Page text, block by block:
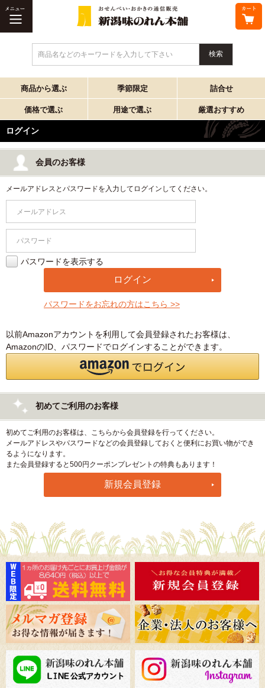
商品名などのキーワードを入力して下さい
商品から選ぶ 季節限定 詰合せ
価格で選ぶ 用途で選ぶ 厳選おすすめ
ログイン
会員のお客様
メールアドレスとパスワードを入力してログインしてください。
パスワードを表示する
パスワードをお忘れの方はこちら >>
以前Amazonアカウントを利用して会員登録されたお客様は、
AmazonのID、パスワードでログインすることができます。
初めてご利用のお客様
初めてご利用のお客様は、こちらから会員登録を行ってください。
メールアドレスやパスワードなどの会員登録しておくと便利にお買い物ができ
るようになります。
また会員登録すると500円クーポンプレゼントの特典もあります！